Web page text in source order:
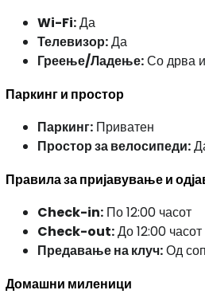
Wi-Fi:Да
Телевизор:Да
Греење/Ладење:Со дрва
Паркинг и простор
Паркинг: Приватен
Простор за велосипеди:
Правила за пријавување и
Check-in: По 12:00 часот
Check-out:До 12:00 часот
Предавање на клуч:Од
Домашни миленици